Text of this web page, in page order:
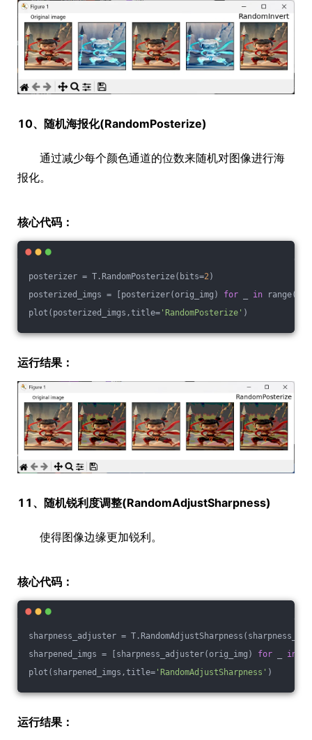
10、随机海报化(RandomPosterize)
通过减少每个颜色通道的位数来随机对图像进行海
报化。
核心代码：
posterizer = T.RandomPosterize(bits=2)
posterized_imgs = [posterizer(orig_img) for in range(
plot(posterized_imgs,title= 'RandomPosterize' )
运行结果：
11、随机锐利度调整(RandomAdjustSharpness)
使得图像边缘更加锐利。
核心代码：
sharpness_adjuster =
sharpened_imgs = [sharpness_adjuster(orig_img) for in
plot(sharpened_imgs,title= 'RandomAdjustSharpness' )
运行结果：